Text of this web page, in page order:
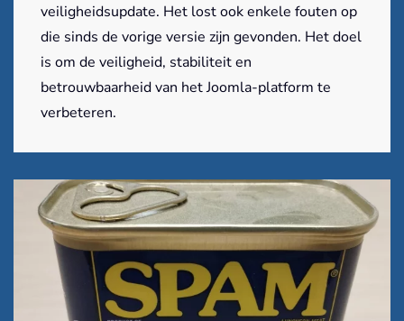
veiligheidsupdate. Het lost ook enkele fouten op
die sinds de vorige versie zijn gevonden. Het doel
is om de veiligheid, stabiliteit en
betrouwbaarheid van het Joomla-platform te
verbeteren.